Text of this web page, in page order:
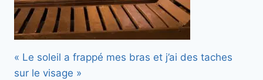
« Le soleil a frappé mes bras et j’ai des taches
sur le visage »